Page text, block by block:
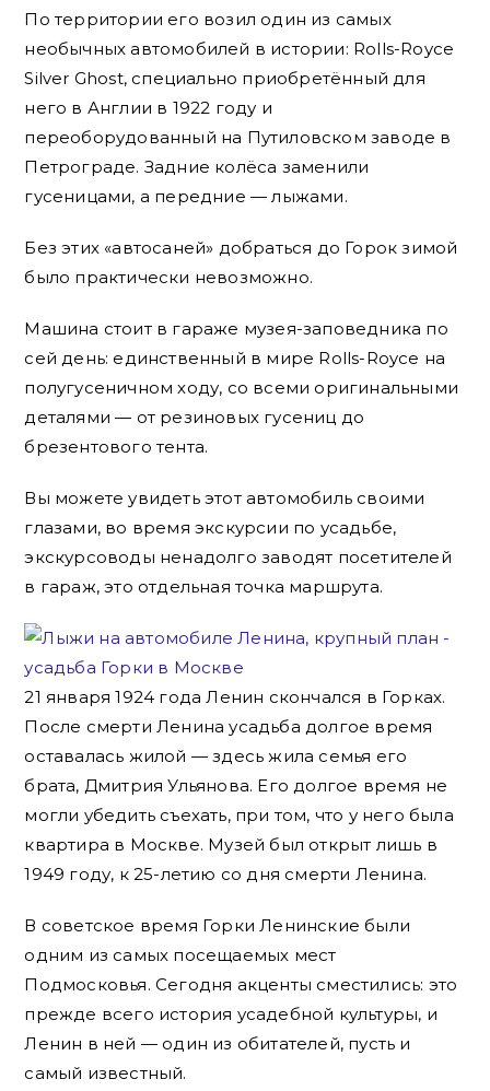
По территории его возил один из самых
необычных автомобилей в истории: Rolls-Royce
Silver Ghost, специально приобретённый для
него в Англии в 1922 году и
переоборудованный на Путиловском заводе в
Петрограде. Задние колёса заменили
гусеницами, а передние — лыжами.
Без этих «автосаней» добраться до Горок зимой
было практически невозможно.
Машина стоит в гараже музея-заповедника по
сей день: единственный в мире Rolls-Royce на
полугусеничном ходу, со всеми оригинальными
деталями — от резиновых гусениц до
брезентового тента.
Вы можете увидеть этот автомобиль своими
глазами, во время экскурсии по усадьбе,
экскурсоводы ненадолго заводят посетителей
в гараж, это отдельная точка маршрута.
21 января 1924 года Ленин скончался в Горках.
После смерти Ленина усадьба долгое время
оставалась жилой — здесь жила семья его
брата, Дмитрия Ульянова. Его долгое время не
могли убедить съехать, при том, что у него была
квартира в Москве. Музей был открыт лишь в
1949 году, к 25-летию со дня смерти Ленина.
В советское время Горки Ленинские были
одним из самых посещаемых мест
Подмосковья. Сегодня акценты сместились: это
прежде всего история усадебной культуры, и
Ленин в ней — один из обитателей, пусть и
самый известный.